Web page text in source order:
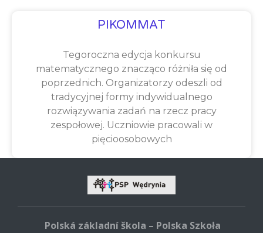
PIKOMMAT
Tegoroczna edycja konkursu
matematycznego znacząco różniła się od
poprzednich. Organizatorzy odeszli od
tradycyjnej formy indywidualnego
rozwiązywania zadań na rzecz pracy
zespołowej. Uczniowie pracowali w
pięcioosobowych
Polská základní škola – Polska Szkoła